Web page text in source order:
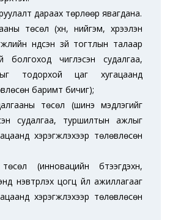
дараах төрлөөр явагдана.
төсөл (хүн, нийгэм, хүрээлэн
үндсэн зүй тогтлын талаар
чиглэсэн судалгаа,
тодорхой цаг хугацаанд
баримт бичиг);
төсөл (шинэ мэдлэгийг
судалгаа, туршилтын ажлыг
хэрэгжүүлэхээр төлөвлөсөн
(инновацийн бүтээгдэхүүн,
нэвтрүүлэх цогц үйл ажиллагааг
хэрэгжүүлэхээр төлөвлөсөн